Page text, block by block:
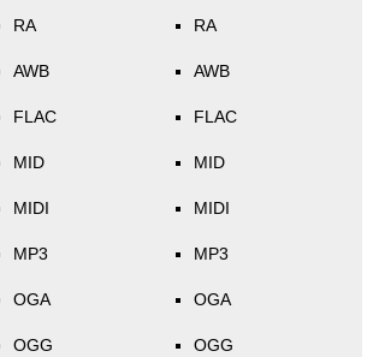
RA
AWB
FLAC
MID
MIDI
MP3
OGA
OGG
RA
AWB
FLAC
MID
MIDI
MP3
OGA
OGG